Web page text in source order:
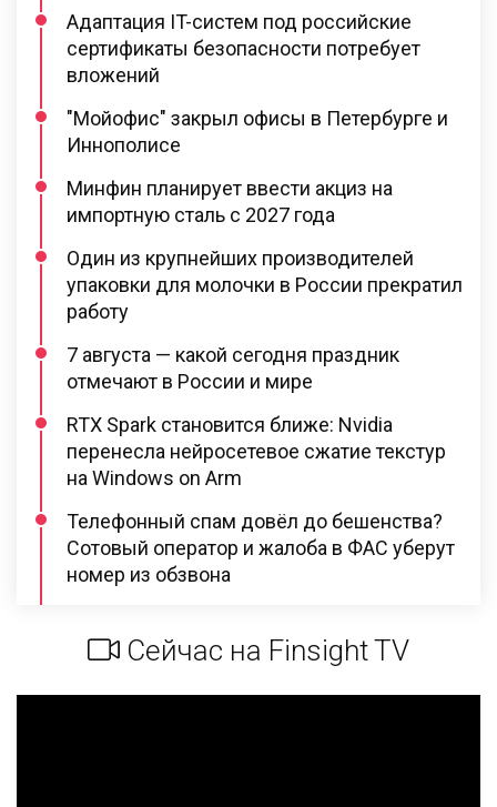
Адаптация IT-систем под российские
сертификаты безопасности потребует
вложений
"Мойофис" закрыл офисы в Петербурге и
Иннополисе
Минфин планирует ввести акциз на
импортную сталь с 2027 года
Один из крупнейших производителей
упаковки для молочки в России прекратил
работу
7 августа — какой сегодня праздник
отмечают в России и мире
RTX Spark становится ближе: Nvidia
перенесла нейросетевое сжатие текстур
на Windows on Arm
Телефонный спам довёл до бешенства?
Сотовый оператор и жалоба в ФАС уберут
номер из обзвона
Сейчас на Finsight TV